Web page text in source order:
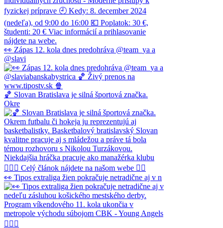
👀 Zápas 12. kola dnes predohráva @team_ya a
@slavi
🏀 Slovan Bratislava je silná športová značka.
Okre
👀 Tipos extraliga žien pokračuje netradične aj v n